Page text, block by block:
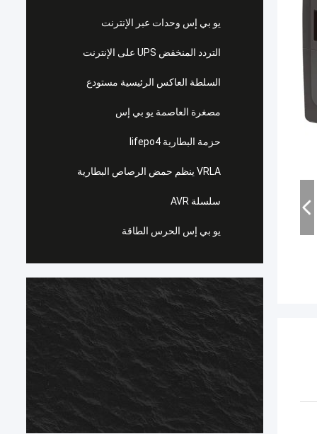
يو بي إس وحدات عبر الإنترنت
التردد المنخفض UPS على الإنترنت
السلطة العاكس الرئيسية مستودع
مصغرة العاصمة يو بي إس
حزمة البطارية lifepo4
VRLA ينظم حمض الرصاص البطارية
سلسلة AVR
يو بي إس الحرس الطاقة